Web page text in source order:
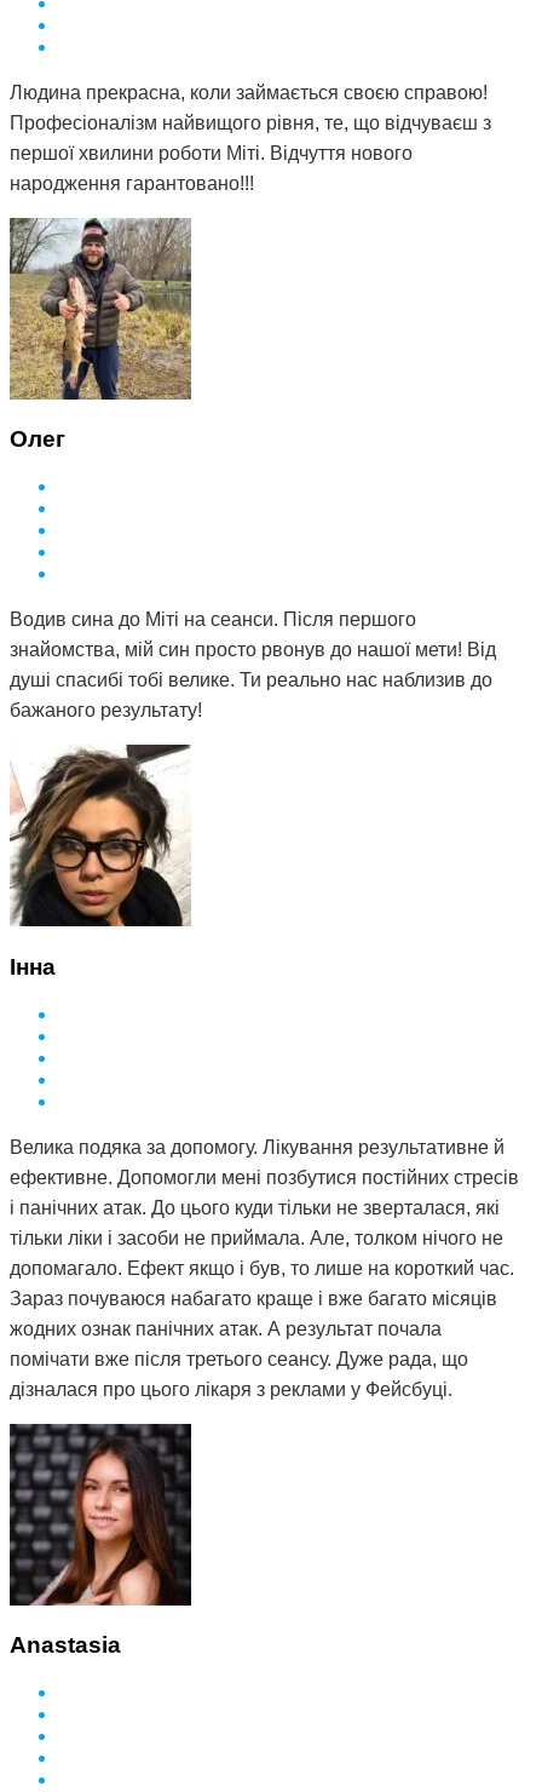
Людина прекрасна, коли займається своєю справою!
Професіоналізм найвищого рівня, те, що відчуваєш з
першої хвилини роботи Міті. Відчуття нового
народження гарантовано!!!
Олег
Водив сина до Міті на сеанси. Після першого
знайомства, мій син просто рвонув до нашої мети! Від
душі спасибі тобі велике. Ти реально нас наблизив до
бажаного результату!
Інна
Велика подяка за допомогу. Лікування результативне й
ефективне. Допомогли мені позбутися постійних стресів
і панічних атак. До цього куди тільки не зверталася, які
тільки ліки і засоби не приймала. Але, толком нічого не
допомагало. Ефект якщо і був, то лише на короткий час.
Зараз почуваюся набагато краще і вже багато місяців
жодних ознак панічних атак. А результат почала
помічати вже після третього сеансу. Дуже рада, що
дізналася про цього лікаря з реклами у Фейсбуці.
Anastasia